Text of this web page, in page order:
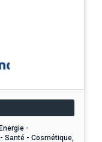
-
Santé - Cosmétique,